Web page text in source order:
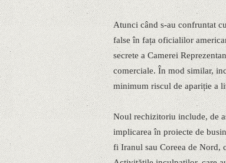
Atunci când s-au confruntat
false în fața oficialilor
secrete a Camerei
comerciale. În mod similar,
minimum riscul de apariție a
Noul rechizitoriu include, de
implicarea în proiecte de
fi Iranul sau Coreea de Nord,